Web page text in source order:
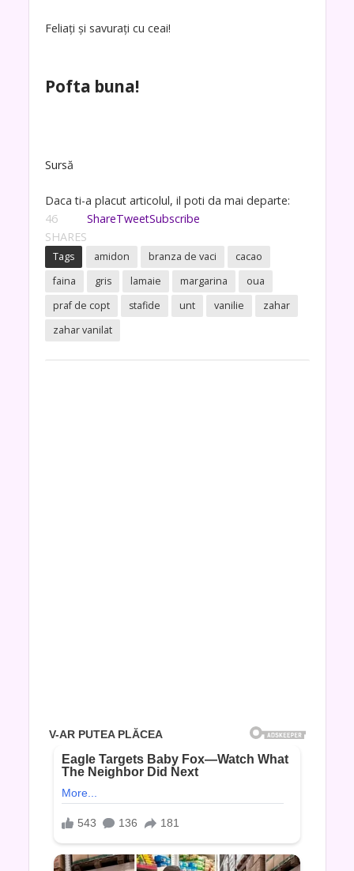
Feliați și savurați cu ceai!
Pofta buna!
Sursă
Daca ti-a placut articolul, il poti da mai departe:
46
SHARES
ShareTweetSubscribe
Tags amidon branza de vaci
cacao
faina
gris lamaie margarina
oua
praf de copt
stafide unt vanilie
zahar
zahar vanilat